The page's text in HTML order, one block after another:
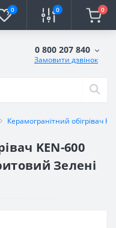
0 0 0
0 800 207 840
Замовити дзвінок
Керамогранітний обігрівач
KEN-600
Зелені